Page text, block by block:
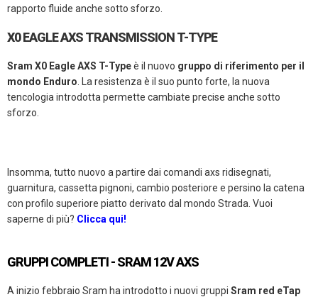
rapporto fluide anche sotto sforzo.
X0 EAGLE AXS TRANSMISSION T-TYPE
Sram X0 Eagle AXS T-Typeè il nuovo gruppo di riferimento per il
mondo Enduro . La resistenza è il suo punto forte, la nuova
tencologia introdotta permette cambiate precise anche sotto
sforzo.
Insomma, tutto nuovo a partire dai comandi axs ridisegnati,
guarnitura, cassetta pignoni, cambio posteriore e persino la catena
con profilo superiore piatto derivato dal mondo Strada. Vuoi
saperne di più? Clicca qui!
GRUPPI COMPLETI - SRAM 12V AXS
A inizio febbraio Sram ha introdotto i nuovi gruppi Sram red eTap